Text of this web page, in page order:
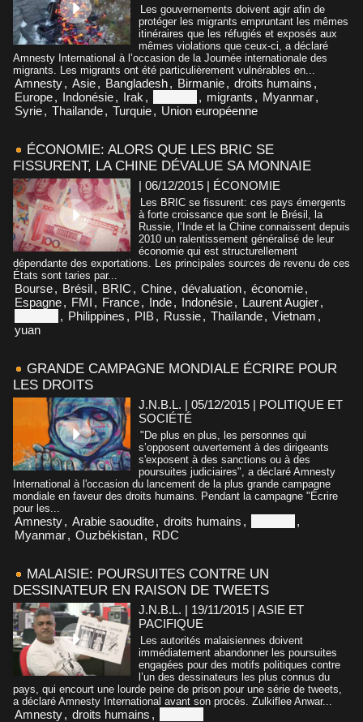
Les gouvernements doivent agir afin de
protéger les migrants empruntant les mêmes
itinéraires que les réfugiés et exposés aux
mêmes violations que ceux-ci, a déclaré
Amnesty International à l’occasion de la Journée internationale des
migrants. Les migrants ont été particulièrement vulnérables en...
Amnesty, Asie, Bangladesh, Birmanie, droits humains ,
Europe, Indonésie, Irak , , migrants , Myanmar,
Syrie, Thailande, Turquie, Union européenne
ÉCONOMIE: ALORS QUE LES BRIC SE
FISSURENT, LA CHINE DÉVALUE SA MONNAIE
| 06/12/2015 | ÉCONOMIE
Les BRIC se fissurent: ces pays émergents
à forte croissance que sont le Brésil, la
Russie, l’Inde et la Chine connaissent depuis
2010 un ralentissement généralisé de leur
économie qui est structurellement
dépendante des exportations. Les principales sources de revenu de ces
États sont taries par...
Bourse, Brésil, BRIC , Chine, dévaluation, économie,
Espagne, FMI , France, Inde, Indonésie, Laurent Augier,
, Philippines , PIB, Russie, Thaïlande, Vietnam ,
yuan
GRANDE CAMPAGNE MONDIALE ÉCRIRE POUR
LES DROITS
J.N.B.L. | 05/12/2015 | POLITIQUE ET
SOCIÉTÉ
"De plus en plus, les personnes qui
s’opposent ouvertement à des dirigeants
s'exposent à des sanctions ou à des
poursuites judiciaires", a déclaré Amnesty
International à l'occasion du lancement de la plus grande campagne
mondiale en faveur des droits humains. Pendant la campagne "Écrire
pour les...
Amnesty, Arabie saoudite, droits humains ,
,
Myanmar, Ouzbékistan, RDC
MALAISIE: POURSUITES CONTRE UN
DESSINATEUR EN RAISON DE TWEETS
J.N.B.L. | 19/11/2015 | ASIE ET
PACIFIQUE
Les autorités malaisiennes doivent
immédiatement abandonner les poursuites
engagées pour des motifs politiques contre
l’un des dessinateurs les plus connus du
pays, qui encourt une lourde peine de prison pour une série de tweets,
a déclaré Amnesty International avant son procès. Zulkiflee Anwar...
Amnesty, droits humains ,